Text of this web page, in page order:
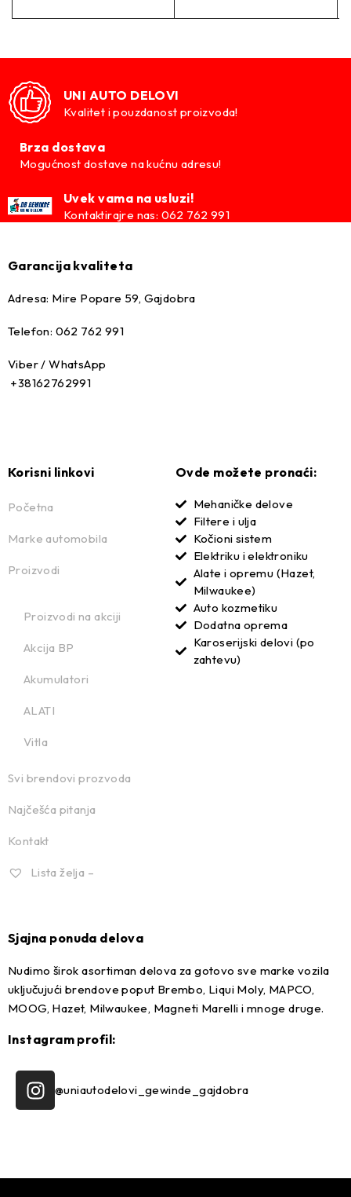
UNI AUTO DELOVI
Kvalitet i pouzdanost proizvoda!
Brza dostava
Mogućnost dostave na kućnu adresu!
Uvek vama na usluzi!
Kontaktirajre nas: 062 762 991
Garancija kvaliteta
Adresa: Mire Popare 59, Gajdobra
Telefon: 062 762 991
Viber / WhatsApp
+38162762991
Korisni linkovi
Početna
Marke automobila
Proizvodi
Proizvodi na akciji
Akcija BP
Akumulatori
ALATI
Vitla
Svi brendovi prozvoda
Najčešća pitanja
Kontakt
Lista želja –
Ovde možete pronaći:
Mehaničke delove
Filtere i ulja
Kočioni sistem
Elektriku i elektroniku
Alate i opremu (Hazet,
Milwaukee)
Auto kozmetiku
Dodatna oprema
Karoserijski delovi (po
zahtevu)
Sjajna ponuda delova
Nudimo širok asortiman delova za gotovo sve marke vozila
uključujući brendove poput Brembo, Liqui Moly, MAPCO,
MOOG, Hazet, Milwaukee, Magneti Marelli i mnoge druge.
Instagram profil:
@uniautodelovi_gewinde_gajdobra